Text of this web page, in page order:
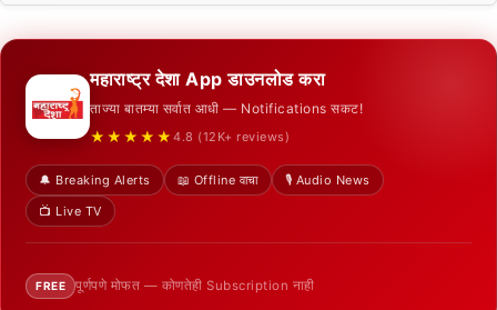
महाराष्ट्र देशा App डाउनलोड करा
ताज्या बातम्या सर्वात आधी — Notifications सकट!
★★★★★ 4.8 (12K+ reviews)
🔔 Breaking Alerts 📖 Offline वाचा
🎙️ Audio News
📺 Live TV
FREE पूर्णपणे मोफत — कोणतेही Subscription नाही